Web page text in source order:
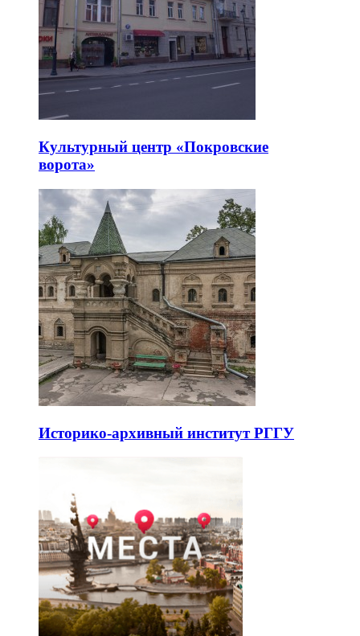
Культурный центр «Покровские
ворота»
Историко-архивный институт РГГУ